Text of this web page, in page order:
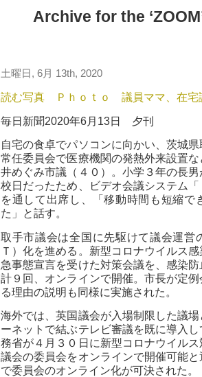
Archive for the
土曜日, 6月 13th, 2020
読む写真 Ｐｈｏｔｏ 議員ママ、在宅
毎日新聞2020年6月13日 夕刊
自宅の食卓でパソコンに向かい、茨城
常任委員会で医療機関の発熱外来設置
井めぐみ市議（４０）。小学３年の長
校日だったため、ビデオ会議システム
を通して出席し、「移動時間も短縮で
た」と話す。
取手市議会は全国に先駆けて議会運営
Ｔ）化を進める。新型コロナウイルス
急事態宣言を受けた対策会議を、感染
計９回、オンラインで開催。市長が定
る理由の説明も同様に実施された。
海外では、英国議会が入場制限した議
ーネットで結ぶテレビ審議を既に導入
務省が４月３０日に新型コロナウイル
議会の委員会をオンラインで開催可能
で委員会のオンライン化が可決された。